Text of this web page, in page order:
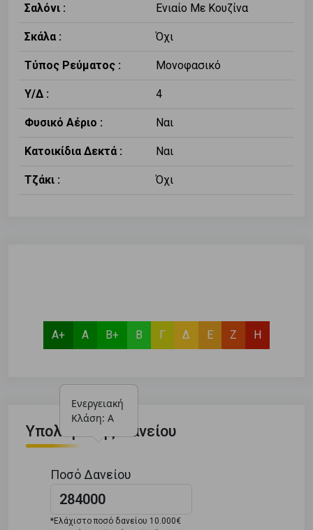
Σαλόνι : Ενιαίο Με Κουζίνα
Σκάλα : Όχι
Τύπος Ρεύματος : Μονοφασικό
Υ/Δ : 4
Φυσικό Αέριο : Ναι
Κατοικίδια Δεκτά : Ναι
Τζάκι : Όχι
Α+ Α
Ενεργειακή
Κλάση: Α
Β+ Β Γ Δ Ε Ζ Η
Υπολογιστής Δανείου
Ποσό Δανείου
*Ελάχιστο ποσό δανείου 10.000€